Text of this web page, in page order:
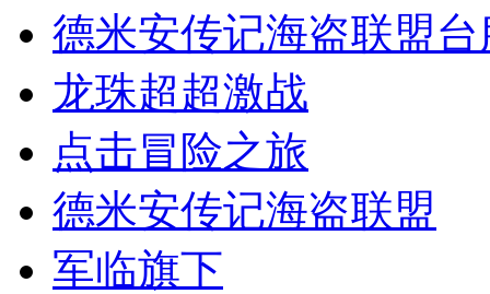
德米安传记海盗联盟台
龙珠超超激战
点击冒险之旅
德米安传记海盗联盟
军临旗下